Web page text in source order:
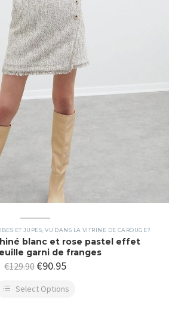
ET JUPES ,VU DANS LA VITRINE DE CAROUGE?
blanc et rose pastel effet
garni de franges
€129.90 €90.95
Select Options